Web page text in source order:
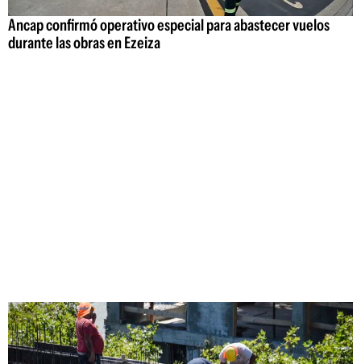
Ancap confirmó operativo especial para abastecer vuelos
durante las obras en Ezeiza